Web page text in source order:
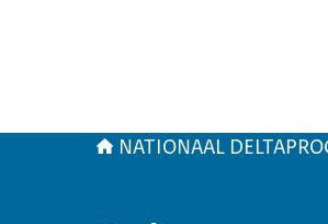
NATIONAAL